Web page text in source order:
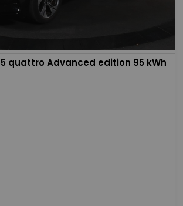
quattro Advanced edition 95 kWh